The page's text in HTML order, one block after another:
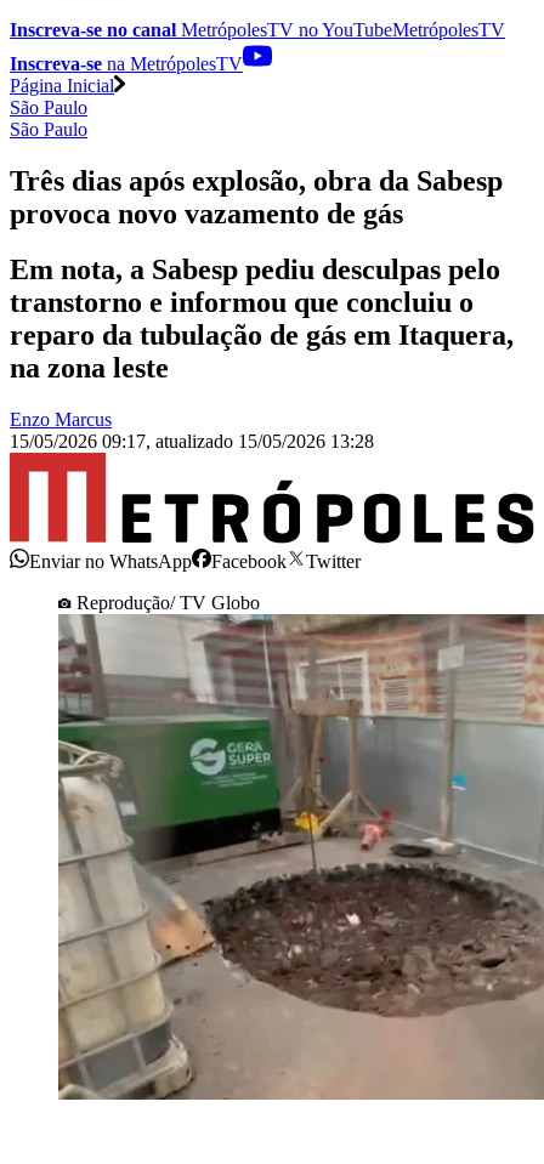
Inscreva-se no canal MetrópolesTV noYouTubeMetrópolesTV
Inscreva-se na MetrópolesTV
Página Inicial
São Paulo
São Paulo
Três dias após explosão, obra da Sabesp
provoca novo vazamento de gás
Em nota, a Sabesp pediu desculpas pelo
transtorno e informou que concluiu o
reparo da tubulação de gás em Itaquera,
na zona leste
Enzo Marcus
15/05/2026 09:17, atualizado 15/05/2026 13:28
Enviar no WhatsApp Facebook
Twitter
Reprodução/ TV Globo